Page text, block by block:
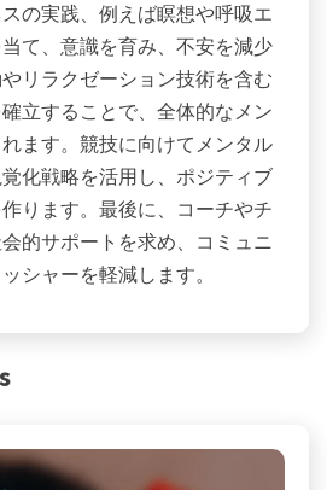
の実践、例えば瞑想や呼吸エ
て、意識を育み、不安を減少
リラクゼーション技術を含む
立することで、全体的なメン
ます。競技に向けてメンタル
化戦略を活用し、ポジティブ
ります。最後に、コーチやチ
的サポートを求め、コミュニ
シャーを軽減します。